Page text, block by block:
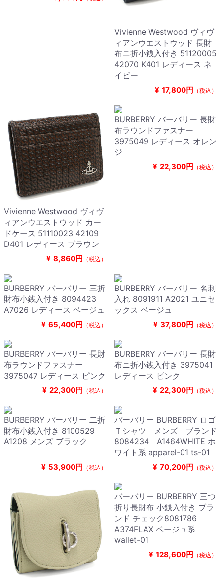
Vivienne Westwood ヴィヴ
ィアンウエストウッド 長財
布ニ折小銭入付き 51120005
42070 K401 レディース ネ
イビー
¥ 17,800円 （税込）
Vivienne Westwood ヴィヴ
ィアンウエストウッド カー
ドケース 51110023 42109
D401 レディース ブラウン
¥ 8,860円 （税込）
BURBERRY バーバリー 長財
布ラウンドファスナー
3975049 レディース オレン
ジ
¥ 22,300円 （税込）
BURBERRY バーバリー 三折
財布小銭入付き 8094423
A7026 レディース ベージュ
¥ 65,400円 （税込）
BURBERRY バーバリー 名刺
入れ 8091911 A2021 ユニセ
ックス ベージュ
¥ 37,800円 （税込）
BURBERRY バーバリー 長財
布ラウンドファスナー
3975047 レディース ピンク
¥ 22,300円 （税込）
BURBERRY バーバリー 長財
布ニ折小銭入付き 3975041
レディース ピンク
¥ 22,300円 （税込）
BURBERRY バーバリー 二折
財布小銭入付き 8100529
A1208 メンズ ブラック
¥ 53,900円 （税込）
バーバリー BURBERRY ロゴ
Ｔシャツ メンズ ブランド
8084234 A1464WHITE ホ
ワイト系 apparel-01 ts-01
¥ 70,200円 （税込）
バーバリー BURBERRY 三つ
折り長財布 小銭入付き ブラ
ンド チェック8081786
A374FLAX ベージュ系
wallet-01
¥ 128,600円 （税込）